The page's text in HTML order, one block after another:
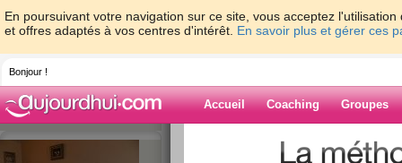
En poursuivant votre navigation sur ce site, vous acceptez
et offres adaptés à vos centres d'intérêt. En savoir plus et gérer ces
Bonjour !
Accueil Coaching Groupes
> >